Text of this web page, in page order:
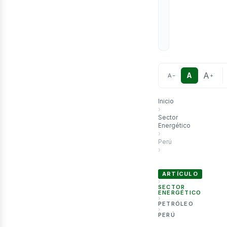
A − A A +
Inicio
›
Sector
Energético
›
Perú
›
ARTÍCULO
›
SECTOR
ENERGÉTICO
›
PETRÓLEO
›
PERÚ